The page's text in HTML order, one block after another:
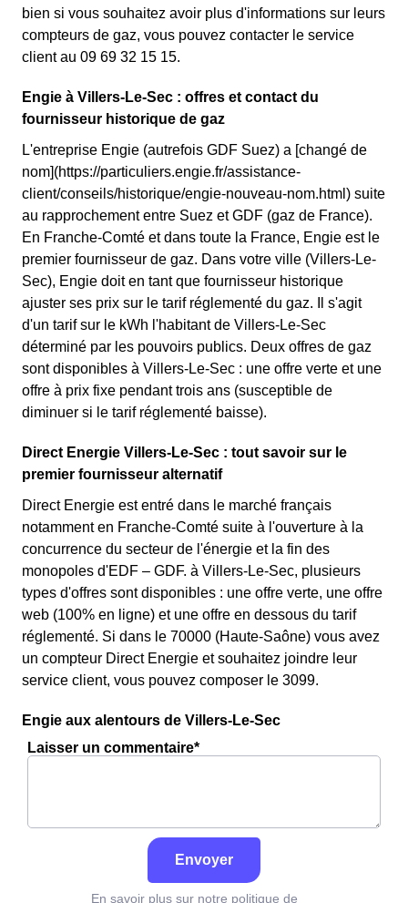
bien si vous souhaitez avoir plus d'informations sur leurs
compteurs de gaz, vous pouvez contacter le service
client au 09 69 32 15 15.
Engie à Villers-Le-Sec : offres et contact du
fournisseur historique de gaz
L'entreprise Engie (autrefois GDF Suez) a [changé de
nom](https://particuliers.engie.fr/assistance-
client/conseils/historique/engie-nouveau-nom.html) suite
au rapprochement entre Suez et GDF (gaz de France).
En Franche-Comté et dans toute la France, Engie est le
premier fournisseur de gaz. Dans votre ville (Villers-Le-
Sec), Engie doit en tant que fournisseur historique
ajuster ses prix sur le tarif réglementé du gaz. Il s'agit
d'un tarif sur le kWh l'habitant de Villers-Le-Sec
déterminé par les pouvoirs publics. Deux offres de gaz
sont disponibles à Villers-Le-Sec : une offre verte et une
offre à prix fixe pendant trois ans (susceptible de
diminuer si le tarif réglementé baisse).
Direct Energie Villers-Le-Sec : tout savoir sur le
premier fournisseur alternatif
Direct Energie est entré dans le marché français
notamment en Franche-Comté suite à l'ouverture à la
concurrence du secteur de l'énergie et la fin des
monopoles d'EDF – GDF. à Villers-Le-Sec, plusieurs
types d'offres sont disponibles : une offre verte, une offre
web (100% en ligne) et une offre en dessous du tarif
réglementé. Si dans le 70000 (Haute-Saône) vous avez
un compteur Direct Energie et souhaitez joindre leur
service client, vous pouvez composer le 3099.
Engie aux alentours de Villers-Le-Sec
Laisser un commentaire*
Envoyer
En savoir plus sur notre politique de